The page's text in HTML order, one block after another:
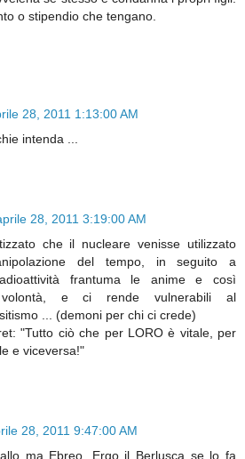
o stipendio che tengano.
28, 2011 1:13:00 AM
intenda ...
28, 2011 3:19:00 AM
che il nucleare venisse utilizzato
del tempo, in seguito a
frantuma le anime e così
e ci rende vulnerabili al
... (demoni per chi ci crede)
"Tutto ciò che per LORO è vitale, per
e viceversa!"
28, 2011 9:47:00 AM
ma Ebreo. Ergo il Berlusca se lo fa